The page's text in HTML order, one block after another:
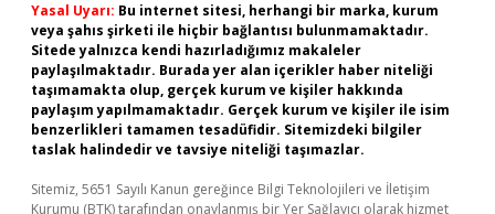
Yasal Uyarı: Bu internet sitesi, herhangi bir marka, kurum
veya şahıs şirketi ile hiçbir bağlantısı bulunmamaktadır.
Sitede yalnızca kendi hazırladığımız makaleler
paylaşılmaktadır. Burada yer alan içerikler haber niteliği
taşımamakta olup, gerçek kurum ve kişiler hakkında
paylaşım yapılmamaktadır. Gerçek kurum ve kişiler ile isim
benzerlikleri tamamen tesadüfidir. Sitemizdeki bilgiler
taslak halindedir ve tavsiye niteliği taşımazlar.
Sitemiz, 5651 Sayılı Kanun gereğince Bilgi Teknolojileri ve İletişim
Kurumu (BTK) tarafından onaylanmış bir Yer Sağlayıcı olarak hizmet